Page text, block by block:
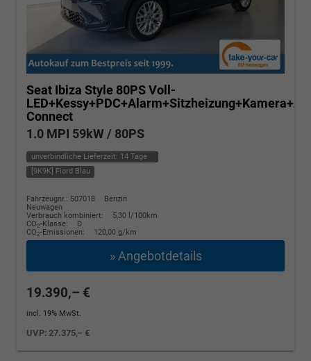
Seat Ibiza Style 80PS Voll-
Connect
1.0 MPI 59kW / 80PS
unverbindliche Lieferzeit: 14 Tage
[9K9K] Fiord Blau
Fahrzeugnr.: 507018
Benzin
Neuwagen
Verbrauch kombiniert:
5,30 l/100km
CO2-Klasse:
D
CO2-Emissionen: 120,00 g/km
» Angebotdetails
19.390,– €
incl. 19% MwSt.
UVP:27.375,– €